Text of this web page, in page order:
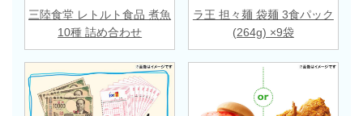
三陸食堂 レトルト食品 煮魚
10種 詰め合わせ
ラ王 担々麺 袋麺 3食パック
(264g) ×9袋